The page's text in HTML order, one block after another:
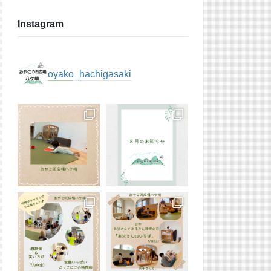
Instagram
oyako_hachigasaki